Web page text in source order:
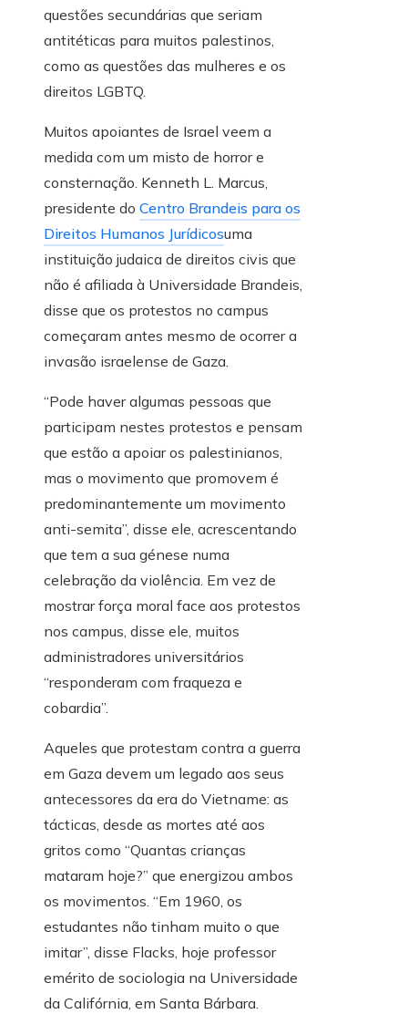
questões secundárias que seriam
antitéticas para muitos palestinos,
como as questões das mulheres e os
direitos LGBTQ.
Muitos apoiantes de Israel veem a
medida com um misto de horror e
consternação. Kenneth L. Marcus,
presidente do Centro Brandeis para os
Direitos Humanos Jurídicosuma
instituição judaica de direitos civis que
não é afiliada à Universidade Brandeis,
disse que os protestos no campus
começaram antes mesmo de ocorrer a
invasão israelense de Gaza.
“Pode haver algumas pessoas que
participam nestes protestos e pensam
que estão a apoiar os palestinianos,
mas o movimento que promovem é
predominantemente um movimento
anti-semita”, disse ele, acrescentando
que tem a sua génese numa
celebração da violência. Em vez de
mostrar força moral face aos protestos
nos campus, disse ele, muitos
administradores universitários
“responderam com fraqueza e
cobardia”.
Aqueles que protestam contra a guerra
em Gaza devem um legado aos seus
antecessores da era do Vietname: as
tácticas, desde as mortes até aos
gritos como “Quantas crianças
mataram hoje?” que energizou ambos
os movimentos. “Em 1960, os
estudantes não tinham muito o que
imitar”, disse Flacks, hoje professor
emérito de sociologia na Universidade
da Califórnia, em Santa Bárbara.